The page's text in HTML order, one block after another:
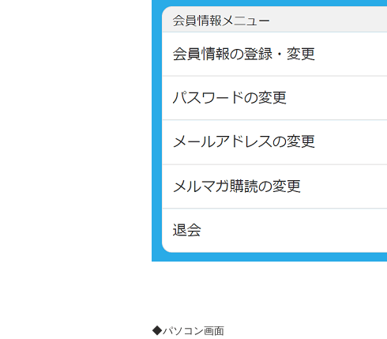
◆パソコン画面